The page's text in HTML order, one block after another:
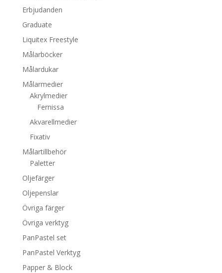
Erbjudanden
Graduate
Liquitex Freestyle
Målarböcker
Målardukar
Målarmedier
Akrylmedier
Fernissa
Akvarellmedier
Fixativ
Målartillbehör
Paletter
Oljefärger
Oljepenslar
Övriga färger
Övriga verktyg
PanPastel set
PanPastel Verktyg
Papper & Block